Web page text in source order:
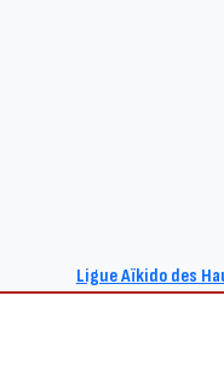
Ligue Aïkido des